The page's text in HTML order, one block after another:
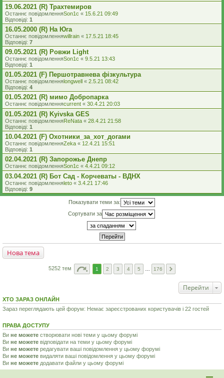
19.06.2021 (R) Трахтемиров
Останнє повідомленняSon1c « 15.6.21 09:49
Відповіді: 1
16.05.2000 (R) На Юга
Останнє повідомленняwillrain « 17.5.21 18:45
Відповіді: 7
09.05.2021 (R) Ровжи Light
Останнє повідомленняSon1c « 9.5.21 13:43
Відповіді: 1
01.05.2021 (F) Першотравнева фізкультура
Останнє повідомленняlongwell « 2.5.21 08:42
Відповіді: 4
01.05.2021 (R) мимо Добропарка
Останнє повідомленняcurrent « 30.4.21 20:03
01.05.2021 (R) Kyivska GES
Останнє повідомленняReNata « 28.4.21 21:58
Відповіді: 1
10.04.2021 (F) Охотники_за_хот_догами
Останнє повідомленняZeka « 12.4.21 15:51
Відповіді: 1
02.04.2021 (R) Запорожье Днепр
Останнє повідомленняSon1c « 4.4.21 09:12
03.04.2021 (R) Бот Сад - Корчеваты - ВДНХ
Останнє повідомленняleto « 3.4.21 17:46
Відповіді: 9
Показувати теми за:
Сортувати за
Нова тема
5252 тем 1 2 3 4 5 176
Перейти
ХТО ЗАРАЗ ОНЛАЙН
Зараз переглядають цей форум: Немає зареєстрованих користувачів і 22 гостей
ПРАВА ДОСТУПУ
Ви не можете створювати нові теми у цьому форумі
Ви не можете відповідати на теми у цьому форумі
Ви не можете редагувати ваші повідомлення у цьому форумі
Ви не можете видаляти ваші повідомлення у цьому форумі
Ви не можете додавати файли у цьому форумі